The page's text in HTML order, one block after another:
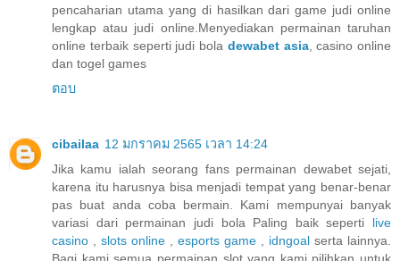
pencaharian utama yang di hasilkan dari game judi online
lengkap atau judi online.Menyediakan permainan taruhan
online terbaik seperti judi bola dewabet asia, casino online
dan togel games
ตอบ
cibailaa 12 มกราคม 2565 เวลา 14:24
Jika kamu ialah seorang fans permainan dewabet sejati,
karena itu harusnya bisa menjadi tempat yang benar-benar
pas buat anda coba bermain. Kami mempunyai banyak
variasi dari permainan judi bola Paling baik seperti live
casino
slots online esports game idngoal serta lainnya.